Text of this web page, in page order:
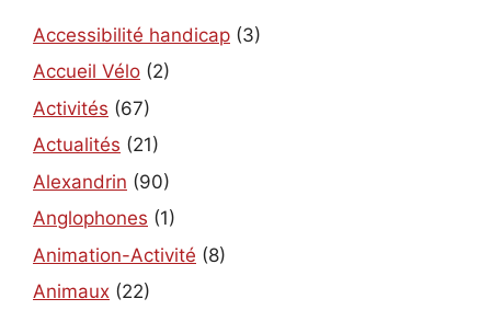
Accessibilité handicap (3)
Accueil Vélo (2)
Activités (67)
Actualités (21)
Alexandrin (90)
Anglophones (1)
Animation-Activité (8)
Animaux (22)